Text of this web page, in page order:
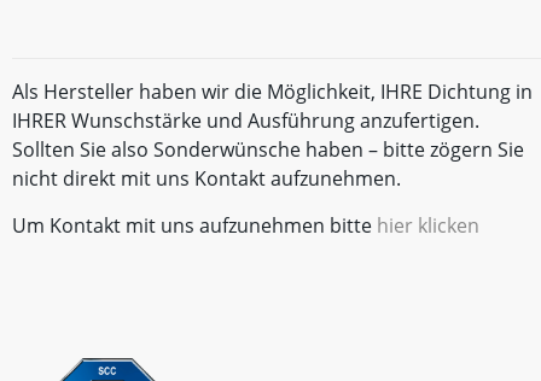
Als Hersteller haben wir die Möglichkeit, IHRE Dichtung in
IHRER Wunschstärke und Ausführung anzufertigen.
Sollten Sie also Sonderwünsche haben – bitte zögern Sie
nicht direkt mit uns Kontakt aufzunehmen.
Um Kontakt mit uns aufzunehmen bitte hier klicken